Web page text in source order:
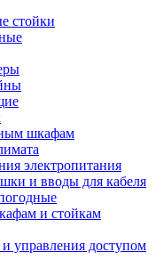
стойки
шкафам
электропитания
и вводы для кабеля
и стойкам
управления доступом